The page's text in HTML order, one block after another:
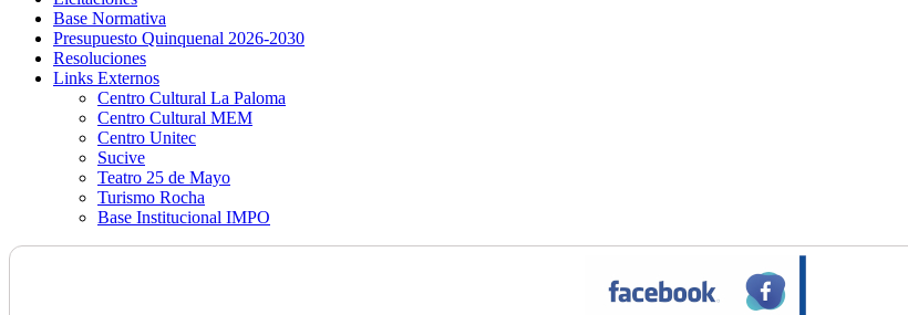
Base Normativa
Presupuesto Quinquenal 2026-2030
Resoluciones
Links Externos
Centro Cultural La Paloma
Centro Cultural MEM
Centro Unitec
Sucive
Teatro 25 de Mayo
Turismo Rocha
Base Institucional IMPO